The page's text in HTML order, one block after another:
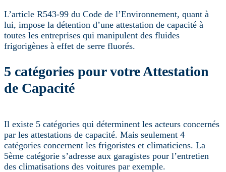
L’article R543-99 du Code de l’Environnement, quant à
lui, impose la détention d’une attestation de capacité à
toutes les entreprises qui manipulent des fluides
frigorigènes à effet de serre fluorés.
5 catégories pour votre Attestation
de Capacité
Il existe 5 catégories qui déterminent les acteurs concernés
par les attestations de capacité. Mais seulement 4
catégories concernent les frigoristes et climaticiens. La
5ème catégorie s’adresse aux garagistes pour l’entretien
des climatisations des voitures par exemple.